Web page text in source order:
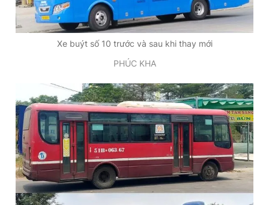
Giấy phép xuất bản số 110/GP - BTTTT cấp ngày 24.3.2020
© 2003-2026 Bản quyền thuộc về Báo Thanh Niên. Cấm sao
chép dưới mọi hình thức nếu không có sự chấp thuận bằng văn
bản. Phát triển bởi ePi Technologies, JSC.
Xe buýt số 10 trước và sau khi thay mới
PHÚC KHA